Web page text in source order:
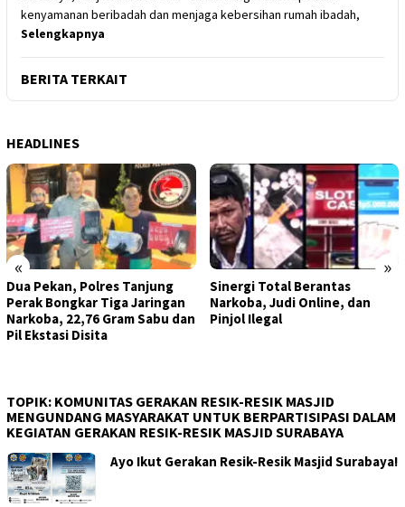
kenyamanan beribadah dan menjaga kebersihan rumah ibadah,
Selengkapnya
BERITA TERKAIT
HEADLINES
« »
Dua Pekan, Polres Tanjung
Perak Bongkar Tiga Jaringan
Narkoba, 22,76 Gram Sabu dan
Pil Ekstasi Disita
Sinergi Total Berantas
Narkoba, Judi Online, dan
Pinjol Ilegal
TOPIK: KOMUNITAS GERAKAN RESIK-RESIK MASJID
MENGUNDANG MASYARAKAT UNTUK BERPARTISIPASI DALAM
KEGIATAN GERAKAN RESIK-RESIK MASJID SURABAYA
Ayo Ikut Gerakan Resik-Resik Masjid Surabaya!